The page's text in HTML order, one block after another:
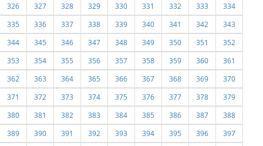
326
327 328 329 330 331 332 333
334
335
336 337 338 339 340 341 342
343
344
345 346 347 348 349 350 351
352
353
354 355 356 357 358 359 360
361
362
363 364 365 366 367 368 369
370
371
372 373 374 375 376 377 378
379
380
381 382 383 384 385 386 387
388
389
390 391 392 393 394 395 396
397